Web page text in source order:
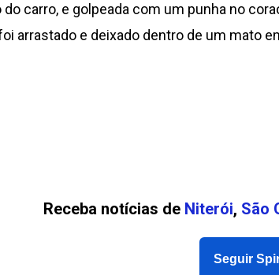
do carro, e golpeada com um punha no
arrastado e deixado dentro de um mato
Receba notícias de Niterói, São
Seguir